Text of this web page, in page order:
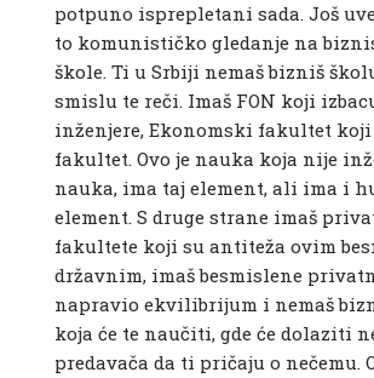
potpuno isprepletani sada. Još
to komunističko gledanje na
škole. Ti u Srbiji nemaš bizniš
smislu te reči. Imaš FON koji
inženjere, Ekonomski fakultet
fakultet. Ovo je nauka koja nije
nauka, ima taj element, ali ima i
element. S druge strane imaš
fakultete koji su antiteža ovim
državnim, imaš besmislene
napravio ekvilibrijum i nemaš
koja će te naučiti, gde će dolaziti
predavača da ti pričaju o nečemu.